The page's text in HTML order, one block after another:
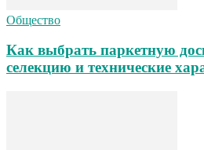
Общество
Как выбрать паркетную
селекцию и технические